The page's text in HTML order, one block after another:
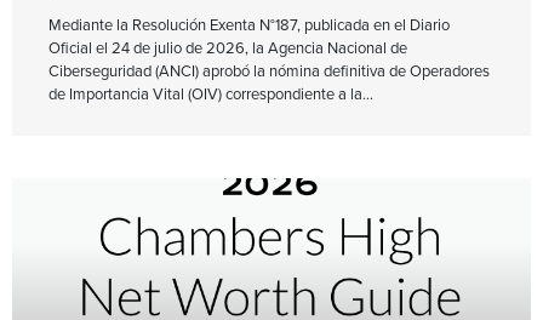
Mediante la Resolución Exenta N°187, publicada en el Diario
Oficial el 24 de julio de 2026, la Agencia Nacional de
Ciberseguridad (ANCI) aprobó la nómina definitiva de Operadores
de Importancia Vital (OIV) correspondiente a la